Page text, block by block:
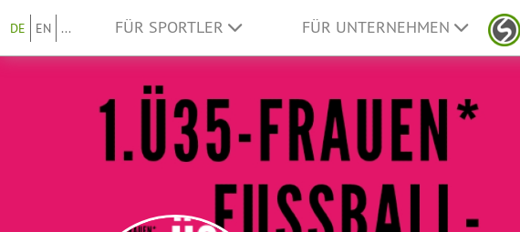
DE EN ... FÜR SPORTLER FÜR UNTERNEHMEN